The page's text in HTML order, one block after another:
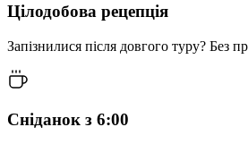
Цілодобова рецепція
Запізнилися після довгого туру? Без
Сніданок з 6:00